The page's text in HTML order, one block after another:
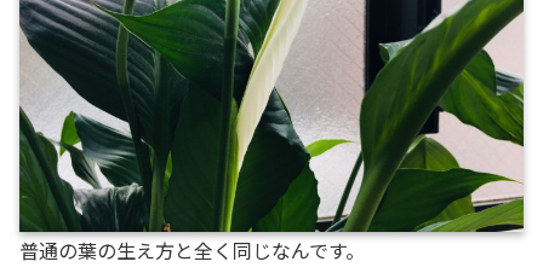
普通の葉の生え方と全く同じなんです。